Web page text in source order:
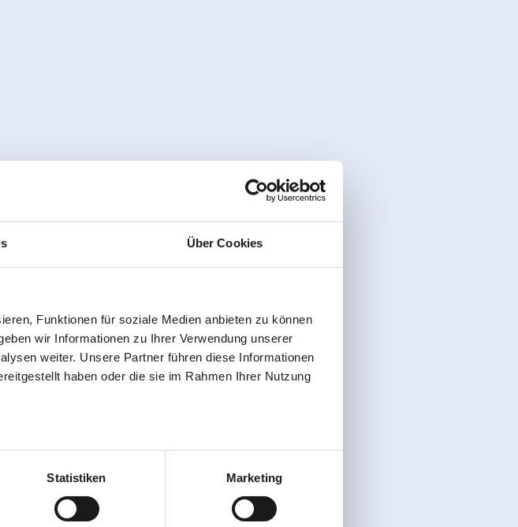
Über Cookies
Funktionen für soziale Medien anbieten zu können
wir Informationen zu Ihrer Verwendung unserer
weiter. Unsere Partner führen diese Informationen
haben oder die sie im Rahmen Ihrer Nutzung
Statistiken Marketing